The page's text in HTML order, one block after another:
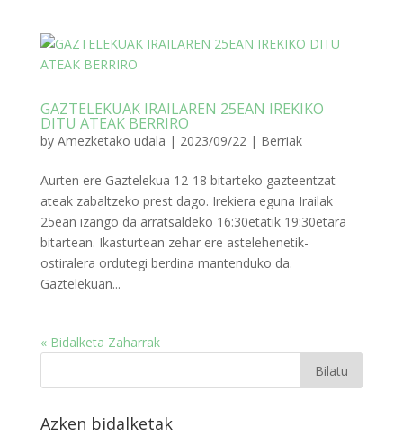
GAZTELEKUAK IRAILAREN 25EAN IREKIKO
DITU ATEAK BERRIRO
by Amezketako udala | 2023/09/22| Berriak
Aurten ere Gaztelekua 12-18 bitarteko gazteentzat
ateak zabaltzeko prest dago. Irekiera eguna Irailak
25ean izango da arratsaldeko 16:30etatik 19:30etara
bitartean. Ikasturtean zehar ere astelehenetik-
ostiralera ordutegi berdina mantenduko da.
Gaztelekuan...
« Bidalketa Zaharrak
Azken bidalketak